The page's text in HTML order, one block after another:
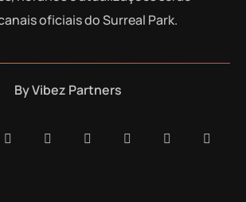
oficiais do Surreal Park.
ByVibez Partners